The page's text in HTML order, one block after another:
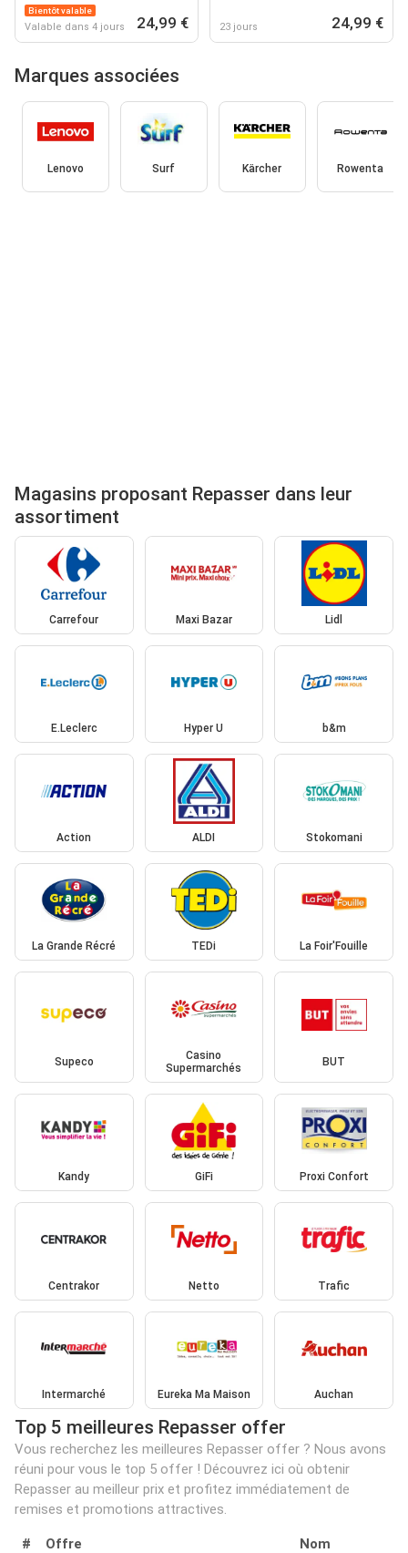
Bientôt valable
Valable dans 4 jours 24,99 € 23 jours 24,99 €
Marques associées
Lenovo Surf Kärcher Rowenta
Magasins proposant Repasser dans leur
assortiment
Carrefour Maxi Bazar Lidl
E.Leclerc Hyper U b&m
Action ALDI Stokomani
La Grande Récré TEDi La Foir'Fouille
Supeco
Casino
Supermarchés
BUT
Kandy GiFi Proxi Confort
Centrakor Netto Trafic
Intermarché Eureka Ma Maison Auchan
Top 5 meilleures Repasser offer
Vous recherchez les meilleures Repasser offer ? Nous avons
réuni pour vous le top 5 offer ! Découvrez ici où obtenir
Repasser au meilleur prix et profitez immédiatement de
remises et promotions attractives.
# Offre Nom